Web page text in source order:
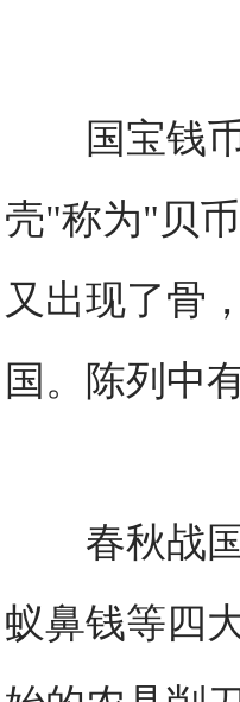
国宝钱币
壳"称为"贝
又出现了骨
国。陈列中
春秋战国
蚁鼻钱等四